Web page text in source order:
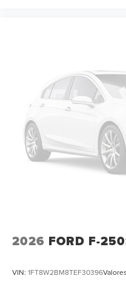
2026 FORD F-
VIN: 1FT8W2BM8TEF30396